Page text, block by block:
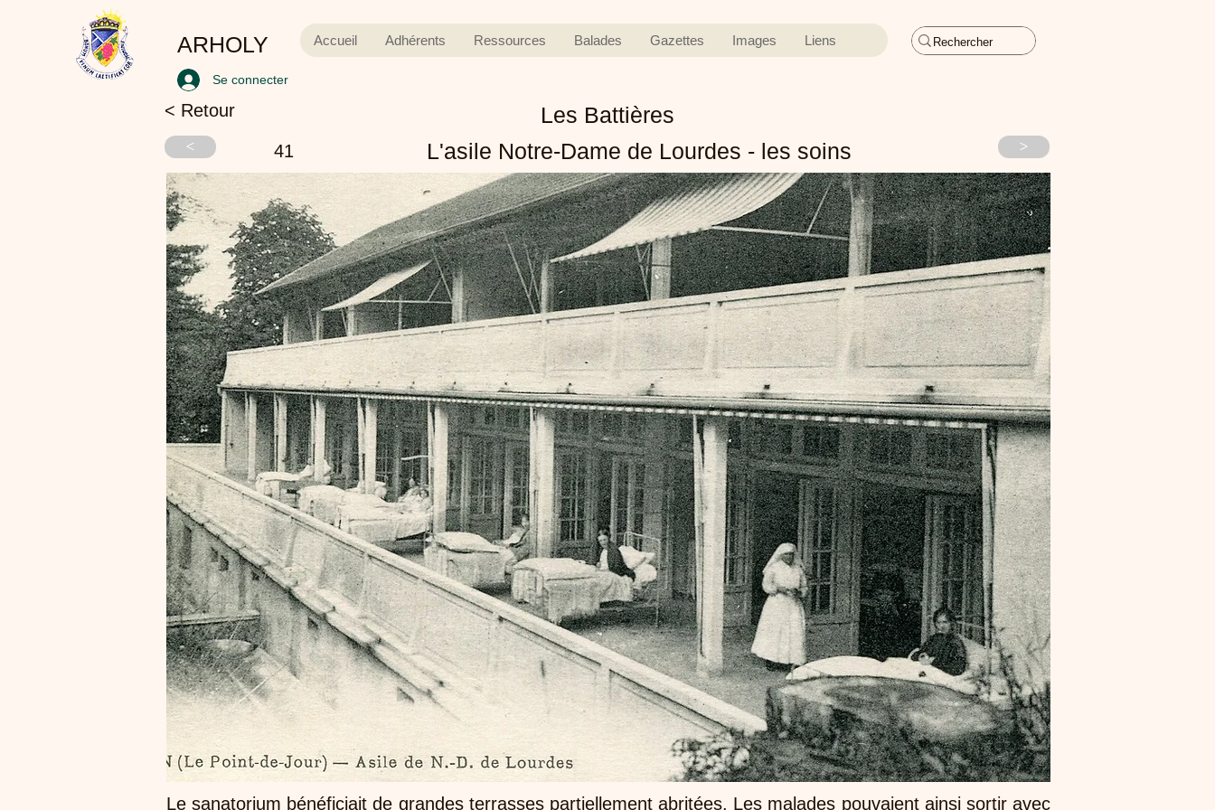
ARHOLY Accueil Adhérents Ressources Balades Gazettes Images Liens
Se connecter
< Retour
<
Les Battières
41 L'asile Notre-Dame de Lourdes - les soins >
Le sanatorium bénéficiait de grandes terrasses partiellement abritées. Les malades pouvaient ainsi sortir avec